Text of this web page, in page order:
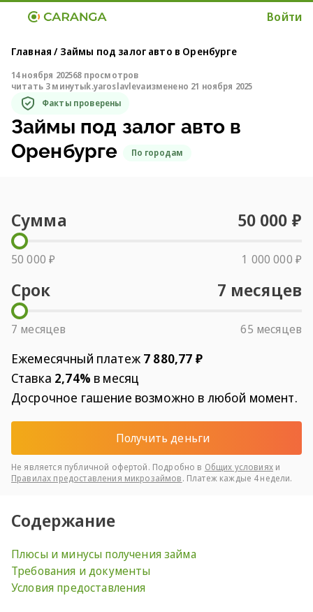
Войти
Главная / Займы под залог авто в Оренбурге
14 ноября 202568 просмотров
читать 3 минутыk.yaroslavlevaизменено 21 ноября 2025
Факты проверены
Займы под залог авто в
Оренбурге
По городам
Сумма 50 000 ₽
50 000 ₽ 1 000 000 ₽
Срок 7 месяцев
7 месяцев 65 месяцев
Ежемесячный платеж 7 880,77 ₽
Ставка 2,74% в месяц
Досрочное гашение возможно в любой момент.
Получить деньги
Не является публичной офертой. Подробно в Общих условияхи
Правилах предоставления микрозаймов. Платеж каждые 4 недели.
Содержание
Плюсы и минусы получения займа
Требования и документы
Условия предоставления